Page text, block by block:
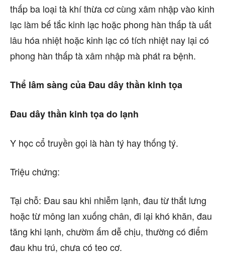
thấp ba loại tà khí thừa cơ cùng xâm nhập vào kinh
lạc làm bế tắc kinh lạc hoặc phong hàn thấp tà uất
lâu hóa nhiệt hoặc kinh lạc có tích nhiệt nay lại có
phong hàn thấp tà xâm nhập mà phát ra bệnh.
Thể lâm sàng của Đau dây thần kinh tọa
Đau dây thần kinh tọa do lạnh
Y học cổ truyền gọi là hàn tý hay thống tý.
Triệu chứng:
Tại chỗ: Đau sau khi nhiễm lạnh, đau từ thắt lưng
hoặc từ mông lan xuống chân, đi lại khó khăn, đau
tăng khi lạnh, chườm ấm dễ chịu, thường có điểm
đau khu trú, chưa có teo cơ.